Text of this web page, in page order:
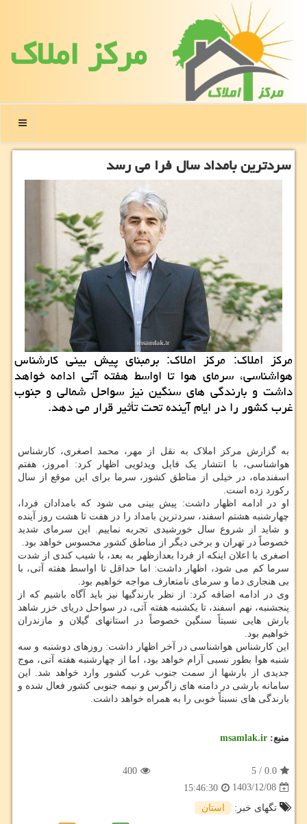
مركز املاك
منو
سردترین بامداد سال فرا می رسد
مرکز املاک: مرکز املاک: برمبنای پیش بینی کارشناس
هواشناسی، سرمای هوا تا اواسط هفته آتی ادامه خواهد
داشت و بارندگی های سنگین نیز سواحل شمالی و جنوب
غرب کشور را در ایام آینده تحت تأثیر قرار می دهد.
به گزارش مرکز املاک به نقل از مهر، محمد اصغری، کارشناس
هواشناسی، با انتشار یک فایل ویدئویی اظهار کرد: امروز، هفتم
اسفندماه، در خیلی از مناطق کشور، سرما برای این موقع از سال
رکورد زده است.
او در ادامه اظهار داشت: پیش بینی می شود که بامدادان فردا،
چهارشنبه هشتم اسفند، سردترین بامداد را در هفت تا هشت روز آینده
و شاید از شروع سال خورشیدی تجربه نماییم. این سرمای شدید
خصوصاً در تهران و برخی دیگر از مناطق کشور محسوس خواهد بود.
اصغری با اعلان اینکه از فردا بعدازظهر به بعد، با شیب کندی از شدت
سرما کم می شود، اظهار داشت: اما حداقل تا اواسط هفته آتی، با
بی هنجاری دما و سرمای نامتعارف مواجه خواهیم بود.
وی در ادامه اضافه کرد: از نظر بارندگیها نیز باید آگاه باشیم که از
پنجشنبه، نهم اسفند، تا یکشنبه هفته آتی، در سواحل دریای خزر شاهد
بارش هایی نسبتاً سنگین خصوصاً در استانهای گیلان و مازندران
خواهیم بود.
این کارشناس هواشناسی در آخر اظهار داشت: روزهای دوشنبه و سه
شنبه هوا بطور نسبی آرام خواهد بود، اما از چهارشنبه هفته آتی، موج
جدیدی از بارشها از سمت جنوب غرب کشور وارد خواهد شد. این
سامانه بارشی در دامنه های زاگرس و نیمه جنوبی کشور فعال شده و
بارندگی های نسبتاً خوبی را به همراه خواهد داشت.
منبع: msamlak.ir
0.0
/
5
400
1403/12/08
15:46:30
تگهای خبر:
استان